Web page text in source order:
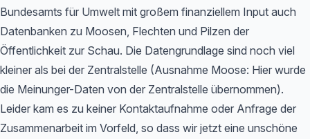
Bundesamts für Umwelt mit großem finanziellem Input auch
Datenbanken zu Moosen, Flechten und Pilzen der
Öffentlichkeit zur Schau. Die Datengrundlage sind noch viel
kleiner als bei der Zentralstelle (Ausnahme Moose: Hier wurde
die Meinunger-Daten von der Zentralstelle übernommen).
Leider kam es zu keiner Kontaktaufnahme oder Anfrage der
Zusammenarbeit im Vorfeld, so dass wir jetzt eine unschöne